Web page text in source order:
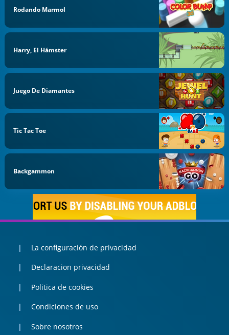
Rodando Marmol
Harry, El Hámster
Juego De Diamantes
Tic Tac Toe
Backgammon
La configuración de privacidad
Declaracion privacidad
Politica de cookies
Condiciones de uso
Sobre nosotros